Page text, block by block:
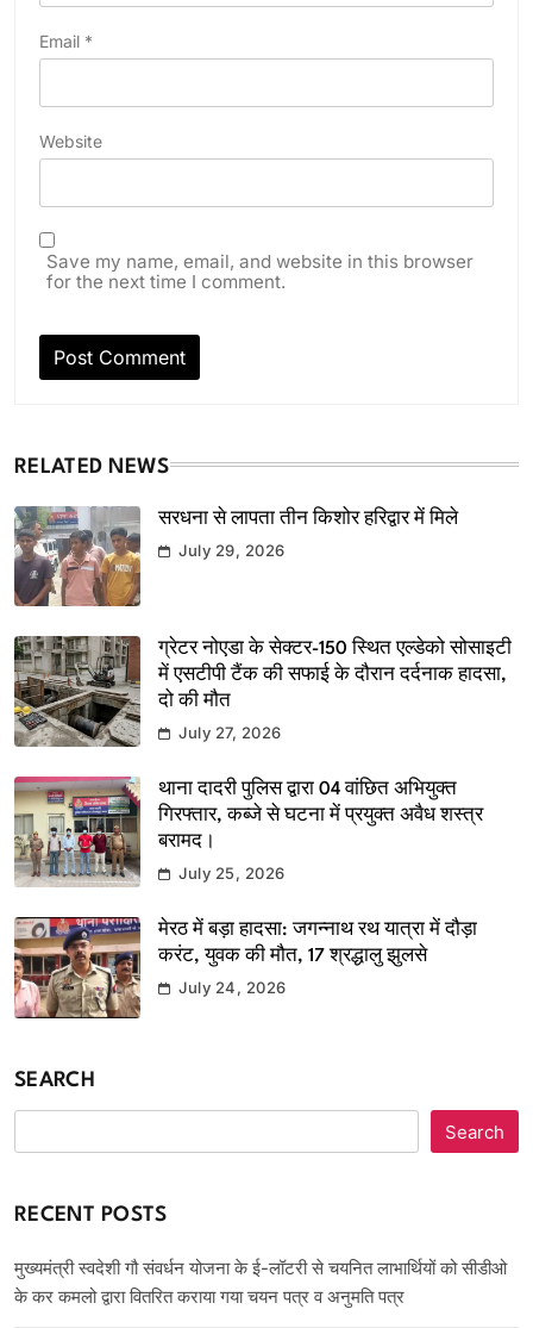
Email *
Website
Save my name, email, and website in this browser
for the next time I comment.
RELATED NEWS
सरधना से लापता तीन किशोर हरिद्वार में मिले
July 29, 2026
ग्रेटर नोएडा के सेक्टर-150 स्थित एल्डेको सोसाइटी
में एसटीपी टैंक की सफाई के दौरान दर्दनाक हादसा,
दो की मौत
July 27, 2026
थाना दादरी पुलिस द्वारा 04 वांछित अभियुक्त
गिरफ्तार, कब्जे से घटना में प्रयुक्त अवैध शस्त्र
बरामद।
July 25, 2026
मेरठ में बड़ा हादसा: जगन्नाथ रथ यात्रा में दौड़ा
करंट, युवक की मौत, 17 श्रद्धालु झुलसे
July 24, 2026
SEARCH
Search
RECENT POSTS
मुख्यमंत्री स्वदेशी गौ संवर्धन योजना के ई-लॉटरी से चयनित लाभार्थियों को सीडीओ
के कर कमलो द्वारा वितरित कराया गया चयन पत्र व अनुमति पत्र